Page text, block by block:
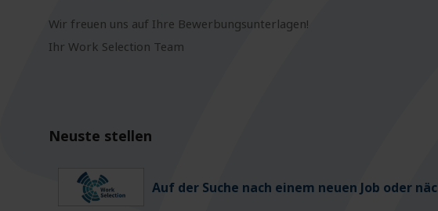
Wir freuen uns auf Ihre Bewerbungsunterlagen!
Ihr Work Selection Team
Neuste stellen
Auf der Suche nach einem neuen Job oder